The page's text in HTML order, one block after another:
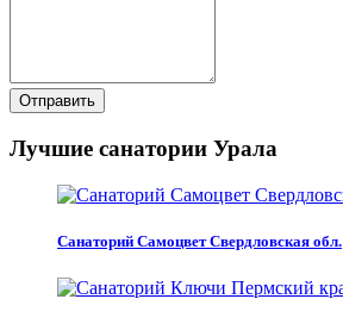
Отправить
Лучшие санатории Урала
Санаторий Самоцвет Свердловская обл.